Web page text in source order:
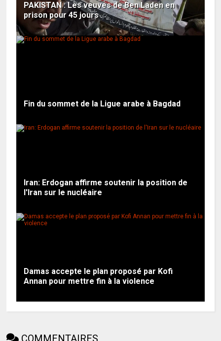
PAKISTAN : Les veuves de Ben Laden en
prison pour 45 jours
Fin du sommet de la Ligue arabe à Bagdad
Iran: Erdogan affirme soutenir la position de
l'Iran sur le nucléaire
Damas accepte le plan proposé par Kofi
Annan pour mettre fin à la violence